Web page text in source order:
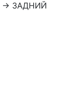
→ ЗАДНИЙ